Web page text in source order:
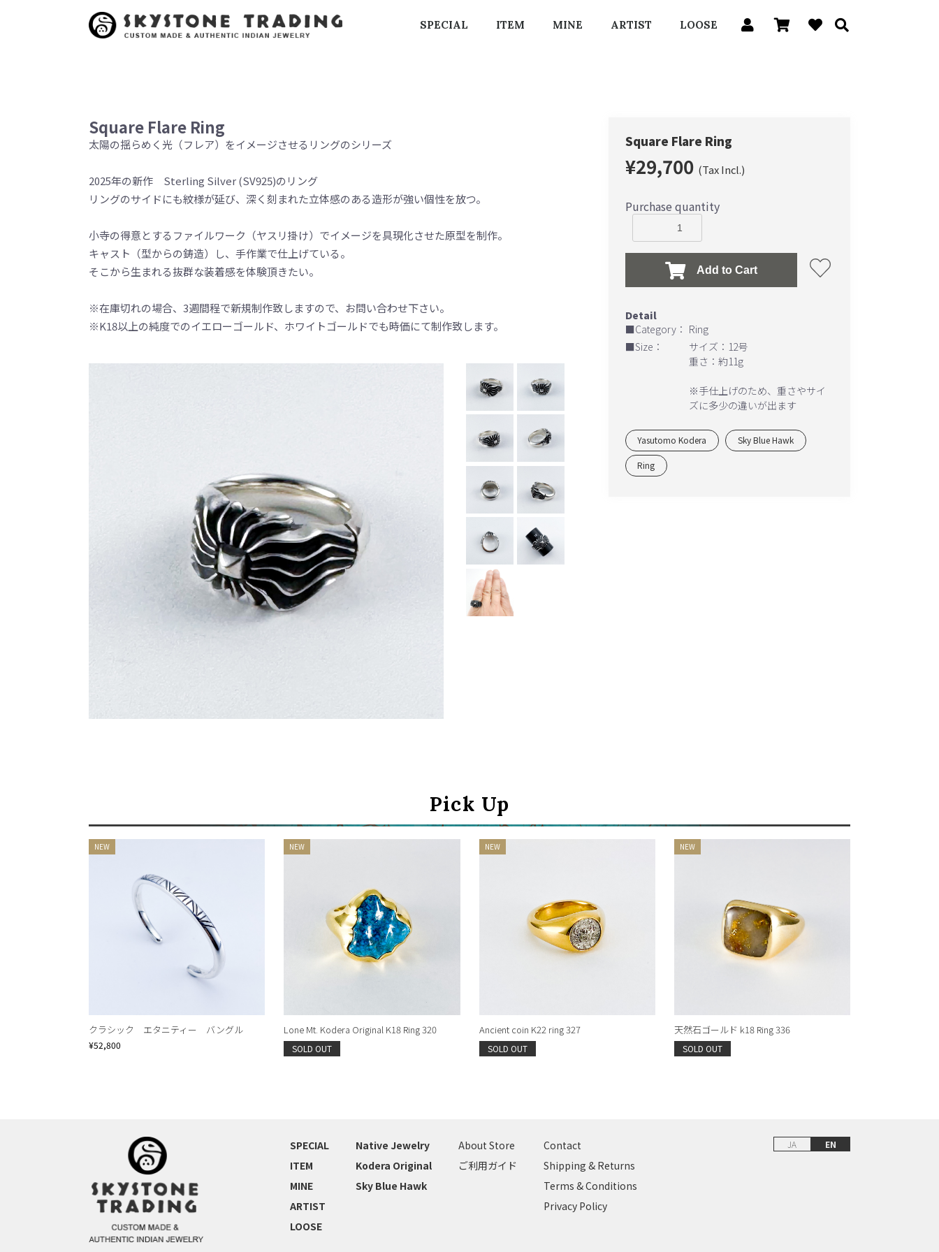
SPECIAL ITEM MINE ARTIST LOOSE
Square Flare Ring
太陽の揺らめく光（フレア）をイメージさせるリングのシリーズ
2025年の新作 Sterling Silver (SV925)のリング
リングのサイドにも紋様が延び、深く刻まれた立体感のある造形が強い個性を放つ。
小寺の得意とするファイルワーク（ヤスリ掛け）でイメージを具現化させた原型を制作。
キャスト（型からの鋳造）し、手作業で仕上げている。
そこから生まれる抜群な装着感を体験頂きたい。
※在庫切れの場合、3週間程で新規制作致しますので、お問い合わせ下さい。
※K18以上の純度でのイエローゴールド、ホワイトゴールドでも時価にて制作致します。
Square Flare Ring
¥29,700 (Tax Incl.)
Purchase quantity
Add to Cart
■Category： Ring
■Size：
サイズ：12号
重さ：約11g
※手仕上げのため、重さやサイ
ズに多少の違いが出ます
Yasutomo Kodera Sky Blue Hawk
Ring
Pick Up
クラシック エタニティー バングル
¥52,800
Lone Mt. Kodera Original K18 Ring 320
SOLD OUT
Ancient coin K22 ring 327
SOLD OUT
天然石ゴールド k18 Ring 336
SOLD OUT
SPECIAL
ITEM
MINE
ARTIST
LOOSE
Native Jewelry
Kodera Original
Sky Blue Hawk
About Store
ご利用ガイド
Contact
Shipping & Returns
Terms & Conditions
Privacy Policy
JA EN